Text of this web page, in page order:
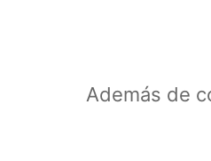
Además de